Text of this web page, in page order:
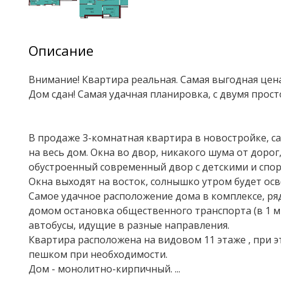
Описание
Внимание! Квартира реальная. Самая выгодная
Дом сдан! Самая удачная планировка, с двумя
В продаже 3-комнатная квартира в новостройке,
на весь дом. Окна во двор, никакого шума от
обустроенный современный двор с детскими и
Окна выходят на восток, солнышко утром будет
Самое удачное расположение дома в комплексе,
домом остановка общественного транспорта (в 1
автобусы, идущие в разные направления.
Квартира расположена на видовом 11 этаже , при
пешком при необходимости.
Дом - монолитно-кирпичный. ...